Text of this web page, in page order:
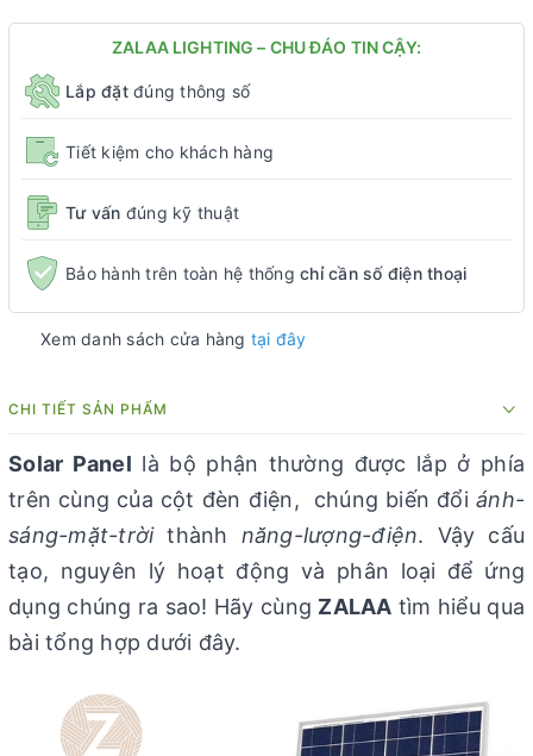
ZALAA LIGHTING – CHU ĐÁO TIN CẬY:
Lắp đặtđúng thông số
Tiết kiệm cho khách hàng
Tư vấn đúng kỹ thuật
Bảo hành trên toàn hệ thống chỉ cần số điện thoại
Xem danh sách cửa hàng tại đây
CHI TIẾT SẢN PHẨM
Solar Panel là bộ phận thường được lắp ở phía
trên cùng của cột đèn điện, chúng biến đổi ánh-
sáng-mặt-trờithành năng-lượng-điện. Vậy cấu
tạo, nguyên lý hoạt động và phân loại để ứng
dụng chúng ra sao! Hãy cùng ZALAA tìm hiểu qua
bài tổng hợp dưới đây.